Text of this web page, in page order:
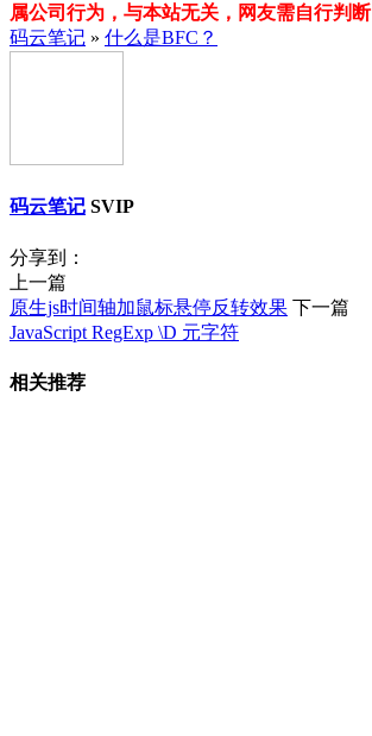
属公司行为，与本站无关，网友需自行判断
码云笔记 » 什么是BFC？
码云笔记 SVIP
分享到：
上一篇
原生js时间轴加鼠标悬停反转效果 下一篇
JavaScript RegExp \D 元字符
相关推荐